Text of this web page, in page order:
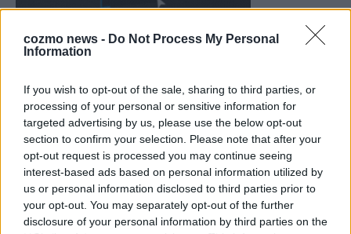
cozmo news - Do Not Process My Personal
Information
If you wish to opt-out of the sale, sharing to third parties, or
processing of your personal or sensitive information for
targeted advertising by us, please use the below opt-out
section to confirm your selection. Please note that after your
opt-out request is processed you may continue seeing
interest-based ads based on personal information utilized by
us or personal information disclosed to third parties prior to
your opt-out. You may separately opt-out of the further
disclosure of your personal information by third parties on the
CHECK UNS AUF FACEBOOK
AD